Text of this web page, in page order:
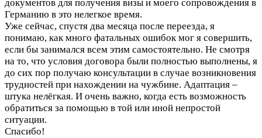
документов для получения визы и моего сопровождения в
Германию в это нелегкое время.
Уже сейчас, спустя два месяца после переезда, я
понимаю, как много фатальных ошибок мог я совершить,
если бы занимался всем этим самостоятельно. Не смотря
на то, что условия договора были полностью выполнены, я
до сих пор получаю консультации в случае возникновения
трудностей при нахождении на чужбине. Адаптация –
штука нелёгкая. И очень важно, когда есть возможность
обратиться за помощью в той или иной непростой
ситуации.
Спасибо!